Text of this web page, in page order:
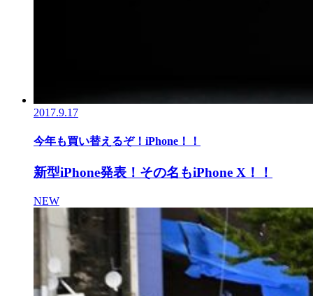
2017.9.17
今年も買い替えるぞ！iPhone！！
新型iPhone発表！その名もiPhone X！！
NEW